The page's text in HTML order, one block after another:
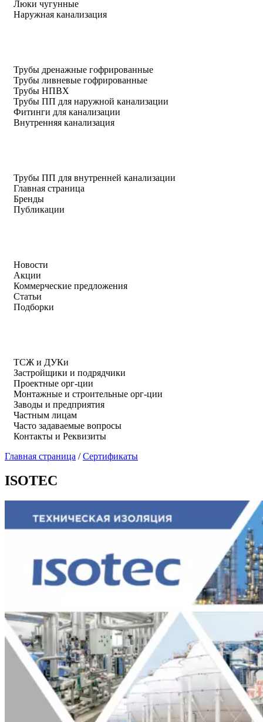
Люки чугунные
Наружная канализация
Трубы дренажные гофрированные
Трубы ливневые гофрированные
Трубы НПВХ
Трубы ПП для наружной канализации
Фитинги для канализации
Внутренняя канализация
Трубы ПП для внутренней канализации
Главная страница
Бренды
Публикации
Новости
Акции
Коммерческие предложения
Статьи
Подборки
ТСЖ и ДУКи
Застройщики и подрядчики
Проектные орг-ции
Монтажные и строительные орг-ции
Заводы и предприятия
Частным лицам
Часто задаваемые вопросы
Контакты и Реквизиты
Главная страница /Сертификаты
ISOTEC